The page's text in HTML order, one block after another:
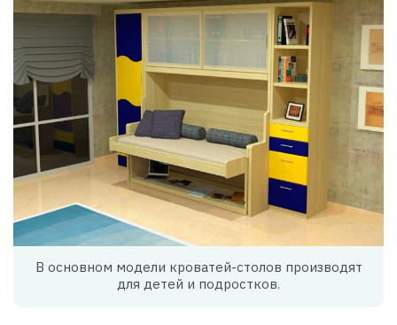
В основном модели кроватей-столов производят
для детей и подростков.